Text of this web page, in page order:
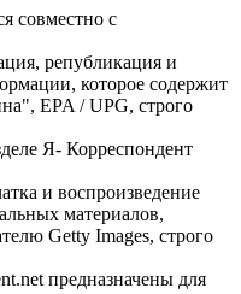
совместно с
републикация и
которое содержит
EPA / UPG, строго
Я- Корреспондент
и воспроизведение
материалов,
Getty Images, строго
предназначены для